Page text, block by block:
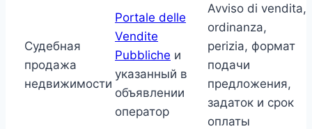
Судебная
продажа
недвижимости
Portale delle
Vendite
Pubbliche и
указанный в
объявлении
оператор
Avviso di vendita,
ordinanza,
perizia, формат
подачи
предложения,
задаток и срок
оплаты